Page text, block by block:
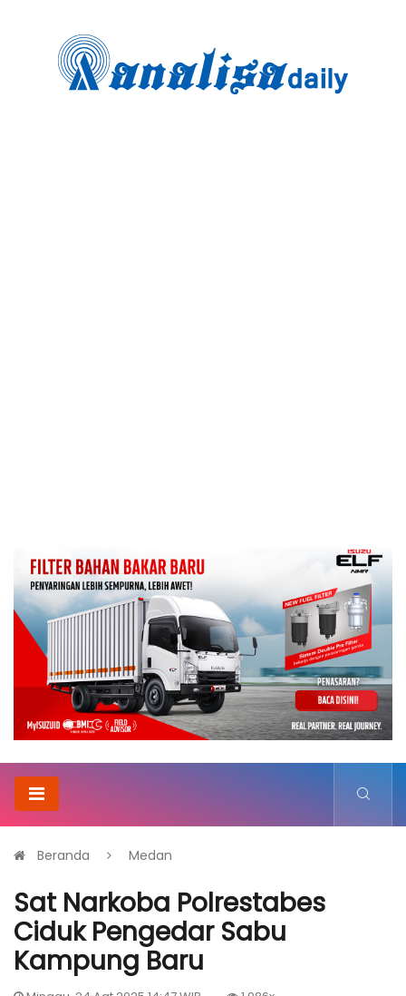
Beranda Medan
Sat Narkoba Polrestabes
Ciduk Pengedar Sabu
Kampung Baru